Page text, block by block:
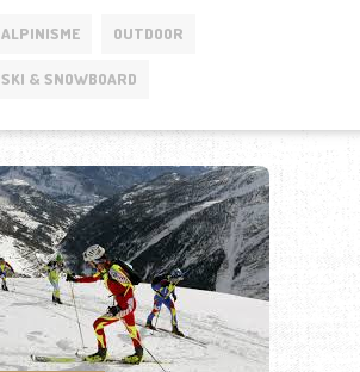
ALPINISME OUTDOOR
SKI & SNOWBOARD